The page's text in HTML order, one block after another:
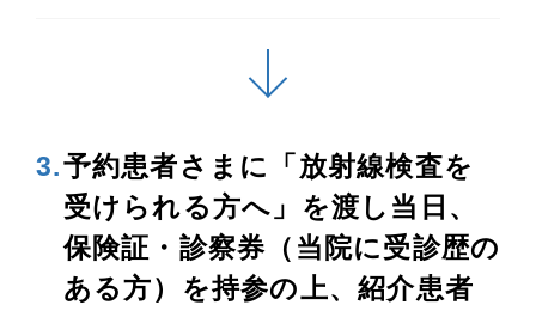
3.予約患者さまに「放射線検査を
受けられる方へ」を渡し当日、
保険証・診察券（当院に受診歴の
ある方）を持参の上、紹介患者